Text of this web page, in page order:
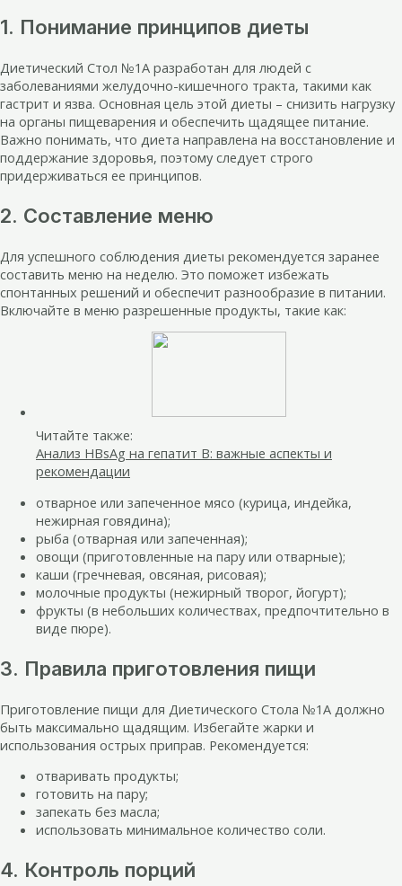
1. Понимание принципов диеты
Диетический Стол №1А разработан для людей с
заболеваниями желудочно-кишечного тракта, такими как
гастрит и язва. Основная цель этой диеты – снизить нагрузку
на органы пищеварения и обеспечить щадящее питание.
Важно понимать, что диета направлена на восстановление и
поддержание здоровья, поэтому следует строго
придерживаться ее принципов.
2. Составление меню
Для успешного соблюдения диеты рекомендуется заранее
составить меню на неделю. Это поможет избежать
спонтанных решений и обеспечит разнообразие в питании.
Включайте в меню разрешенные продукты, такие как:
Читайте также:
Анализ HBsAg на гепатит В: важные аспекты и
рекомендации
отварное или запеченное мясо (курица, индейка,
нежирная говядина);
рыба (отварная или запеченная);
овощи (приготовленные на пару или отварные);
каши (гречневая, овсяная, рисовая);
молочные продукты (нежирный творог, йогурт);
фрукты (в небольших количествах, предпочтительно в
виде пюре).
3. Правила приготовления пищи
Приготовление пищи для Диетического Стола №1А должно
быть максимально щадящим. Избегайте жарки и
использования острых приправ. Рекомендуется:
отваривать продукты;
готовить на пару;
запекать без масла;
использовать минимальное количество соли.
4. Контроль порций